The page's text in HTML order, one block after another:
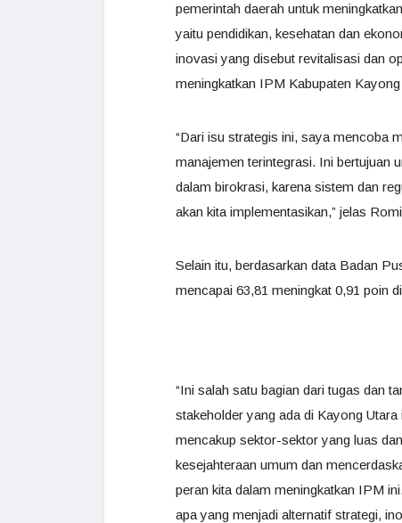
pemerintah daerah untuk
yaitu pendidikan, kesehatan dan
inovasi yang disebut revitalisasi dan
meningkatkan IPM Kabupaten Kayong
“Dari isu strategis ini, saya mencoba
manajemen terintegrasi. Ini bertujuan
dalam birokrasi, karena sistem dan
akan kita implementasikan,” jelas
Selain itu, berdasarkan data Badan
mencapai 63,81 meningkat 0,91 poin
“Ini salah satu bagian dari tugas dan
stakeholder yang ada di Kayong
mencakup sektor-sektor yang luas
kesejahteraan umum dan
peran kita dalam meningkatkan IPM
apa yang menjadi alternatif strategi,